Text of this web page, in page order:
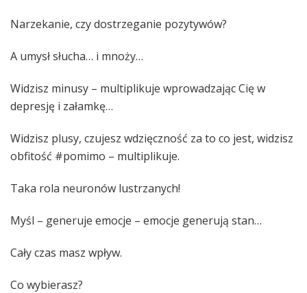
Narzekanie, czy dostrzeganie pozytywów?
A umysł słucha… i mnoży…
Widzisz minusy – multiplikuje wprowadzając Cię w
depresję i załamkę…
Widzisz plusy, czujesz wdzięczność za to co jest, widzisz
obfitość #pomimo – multiplikuje.
Taka rola neuronów lustrzanych!
Myśl – generuje emocje – emocje generują stan…
Cały czas masz wpływ.
Co wybierasz?